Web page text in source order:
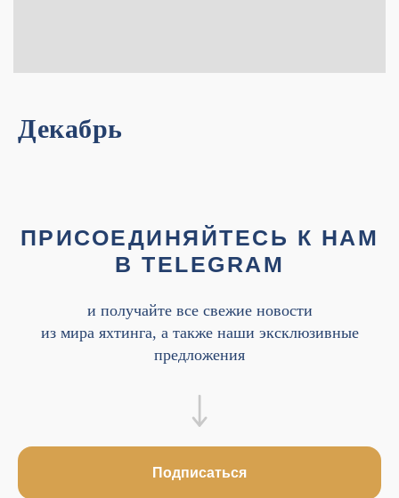
Декабрь
ПРИСОЕДИНЯЙТЕСЬ К НАМ
В TELEGRAM
и получайте все свежие новости
из мира яхтинга, а также наши эксклюзивные
предложения
Подписаться